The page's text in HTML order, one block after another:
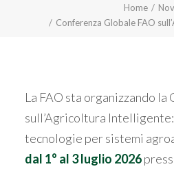
Home
Conferenza Globale FAO
La FAO sta organizzando
sull’Agricoltura
tecnologie per sistemi
dal 1° al 3 luglio 2026